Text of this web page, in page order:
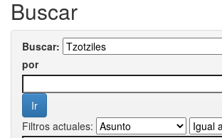
Buscar
Buscar:
por
Filtros actuales: